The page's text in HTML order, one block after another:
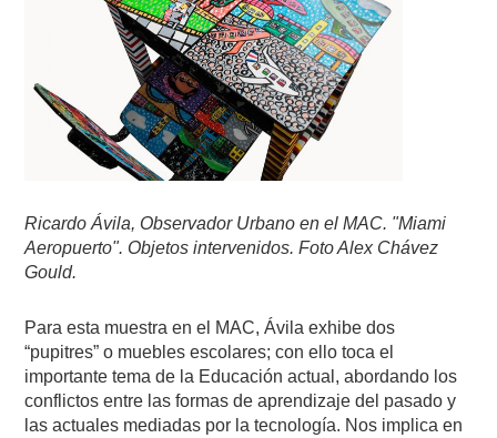
Ricardo Ávila, Observador Urbano en el MAC. "Miami
Aeropuerto". Objetos intervenidos. Foto Alex Chávez
Gould.
Para esta muestra en el MAC, Ávila exhibe dos
“pupitres” o muebles escolares; con ello toca el
importante tema de la Educación actual, abordando los
conflictos entre las formas de aprendizaje del pasado y
las actuales mediadas por la tecnología. Nos implica en